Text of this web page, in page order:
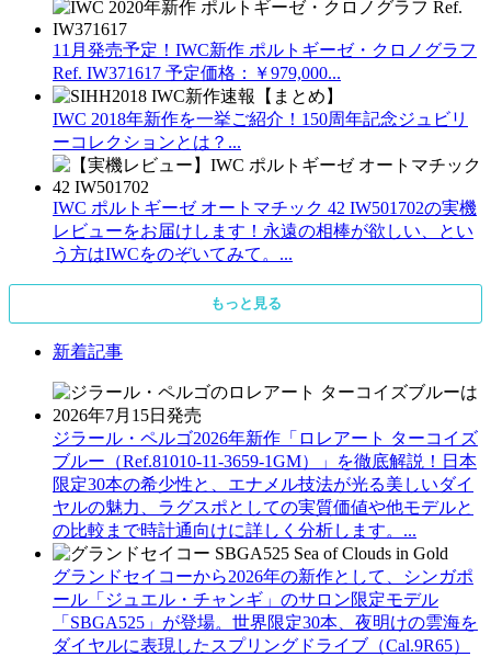
11月発売予定！IWC新作 ポルトギーゼ・クロノグラフ
Ref. IW371617 予定価格：￥979,000...
IWC 2018年新作を一挙ご紹介！150周年記念ジュビリ
ーコレクションとは？...
IWC ポルトギーゼ オートマチック 42 IW501702の実機
レビューをお届けします！永遠の相棒が欲しい、とい
う方はIWCをのぞいてみて。...
もっと見る
新着記事
ジラール・ペルゴ2026年新作「ロレアート ターコイズ
ブルー（Ref.81010-11-3659-1GM）」を徹底解説！日本
限定30本の希少性と、エナメル技法が光る美しいダイ
ヤルの魅力、ラグスポとしての実質価値や他モデルと
の比較まで時計通向けに詳しく分析します。...
グランドセイコーから2026年の新作として、シンガポ
ール「ジュエル・チャンギ」のサロン限定モデル
「SBGA525」が登場。世界限定30本、夜明けの雲海を
ダイヤルに表現したスプリングドライブ（Cal.9R65）